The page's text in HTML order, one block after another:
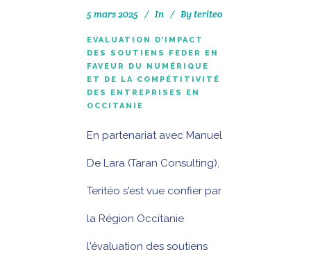
5 mars 2025 In Byteriteo
EVALUATION D’IMPACT
DES SOUTIENS FEDER EN
FAVEUR DU NUMÉRIQUE
ET DE LA COMPÉTITIVITÉ
DES ENTREPRISES EN
OCCITANIE
En partenariat avec Manuel
De Lara (Taran Consulting),
Teritéo s'est vue confier par
la Région Occitanie
l'évaluation des soutiens